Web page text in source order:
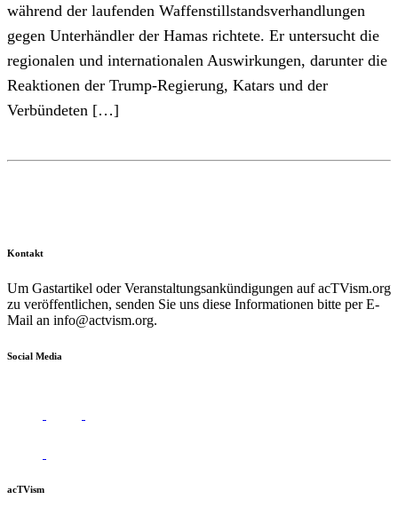
während der laufenden Waffenstillstandsverhandlungen
gegen Unterhändler der Hamas richtete. Er untersucht die
regionalen und internationalen Auswirkungen, darunter die
Reaktionen der Trump-Regierung, Katars und der
Verbündeten […]
Kontakt
Um Gastartikel oder Veranstaltungsankündigungen auf acTVism.org
zu veröffentlichen, senden Sie uns diese Informationen bitte per E-
Mail an info@actvism.org.
Social Media
acTVism